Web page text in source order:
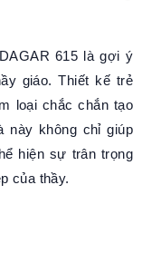
615 là gợi ý
giáo. Thiết kế trẻ
loại chắc chắn tạo
này không chỉ giúp
hiện sự trân trọng
của thầy.